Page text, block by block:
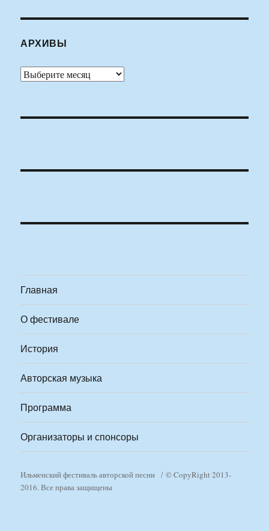
АРХИВЫ
Архивы
Главная
О фестивале
История
Авторская музыка
Программа
Организаторы и спонсоры
Ильменский фестиваль авторской песни
© CopyRight 2013-
2016. Все права защищены